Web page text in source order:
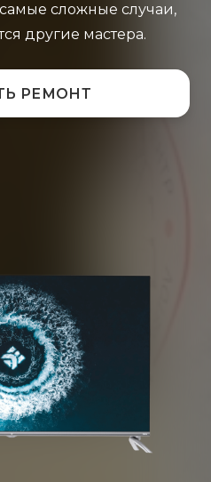
сложные случаи,
другие мастера.
РЕМОНТ